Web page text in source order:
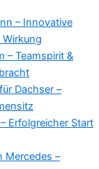
– Innovative
– Teamspirit &
Dachser –
Erfolgreicher Start
Mercedes –